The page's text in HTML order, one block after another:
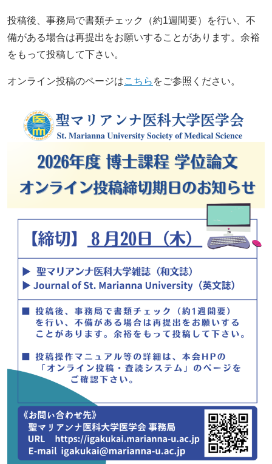
投稿後、事務局で書類チェック（約1週間要）を行い、不
備がある場合は再提出をお願いすることがあります。余裕
をもって投稿して下さい。
オンライン投稿のページはこちら をご参照ください。